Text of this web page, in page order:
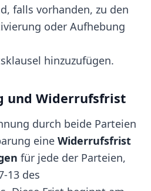
falls vorhanden, zu den
oder Aufhebung
hinzuzufügen.
und Widerrufsfrist
durch beide Parteien
eine Widerrufsfrist
für jede der Parteien,
13 des